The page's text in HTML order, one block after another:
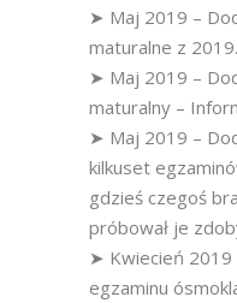
➤ Maj 2019 –
maturalne z 2019.
➤ Maj 2019 –
maturalny –
➤ Maj 2019 –
kilkuset
gdzieś czegoś
próbował je
➤ Kwiecień 2019
egzaminu